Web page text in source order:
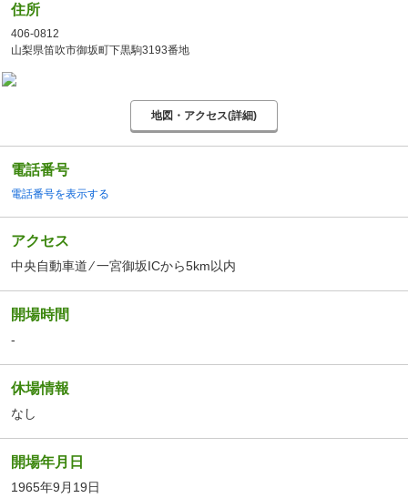
住所
406-0812
山梨県笛吹市御坂町下黒駒3193番地
地図・アクセス(詳細)
電話番号
電話番号を表示する
アクセス
中央自動車道 ⁄ 一宮御坂ICから5km以内
開場時間
-
休場情報
なし
開場年月日
1965年9月19日